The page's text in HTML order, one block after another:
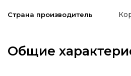
Страна производитель
Общие